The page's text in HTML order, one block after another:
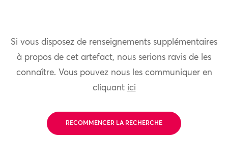
Si vous disposez de renseignements supplémentaires
à propos de cet artefact, nous serions ravis de les
connaître. Vous pouvez nous les communiquer en
cliquant ici
RECOMMENCER LA RECHERCHE